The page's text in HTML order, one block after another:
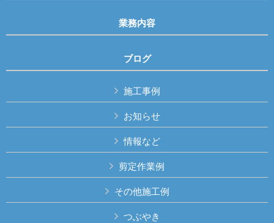
業務内容
ブログ
施工事例
お知らせ
情報など
剪定作業例
その他施工例
つぶやき